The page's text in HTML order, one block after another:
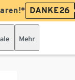
DANKE26
Mehr